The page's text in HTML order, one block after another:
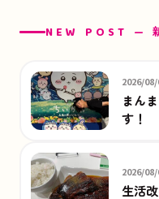
NEW POST —
2026/
まん
す！
2026/
生活